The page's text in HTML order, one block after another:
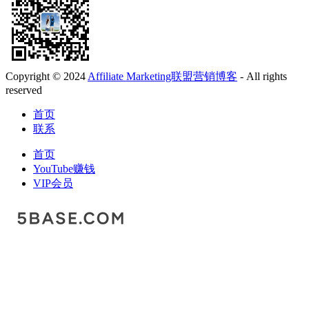
Copyright © 2024 Affiliate Marketing联盟营销博客 - All rights
reserved
首页
联系
首页
YouTube赚钱
VIP会员